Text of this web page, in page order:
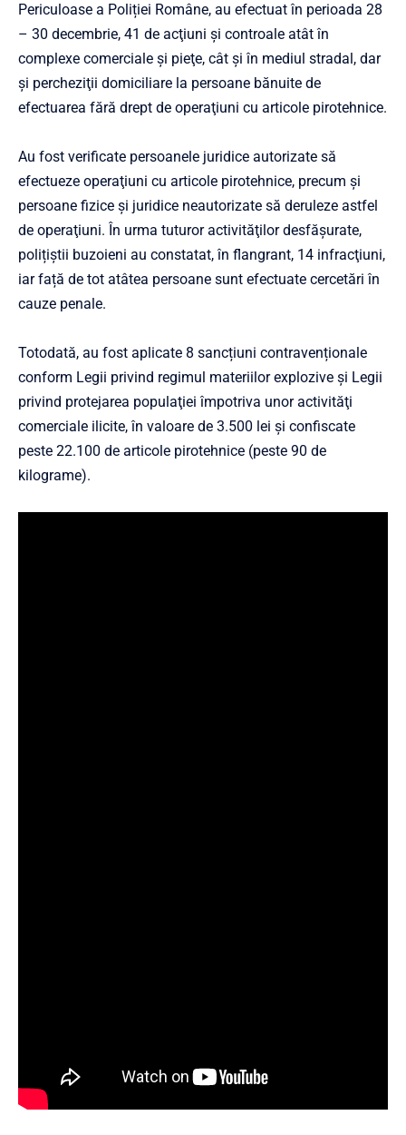
Periculoase a Poliției Române, au efectuat în perioada 28
– 30 decembrie, 41 de acţiuni și controale atât în
complexe comerciale şi pieţe, cât şi în mediul stradal, dar
şi percheziţii domiciliare la persoane bănuite de
efectuarea fără drept de operaţiuni cu articole pirotehnice.
Au fost verificate persoanele juridice autorizate să
efectueze operaţiuni cu articole pirotehnice, precum şi
persoane fizice şi juridice neautorizate să deruleze astfel
de operaţiuni. În urma tuturor activităţilor desfăşurate,
polițiștii buzoieni au constatat, în flangrant, 14 infracţiuni,
iar față de tot atâtea persoane sunt efectuate cercetări în
cauze penale.
Totodată, au fost aplicate 8 sancțiuni contravenționale
conform Legii privind regimul materiilor explozive şi Legii
privind protejarea populaţiei împotriva unor activităţi
comerciale ilicite, în valoare de 3.500 lei şi confiscate
peste 22.100 de articole pirotehnice (peste 90 de
kilograme).